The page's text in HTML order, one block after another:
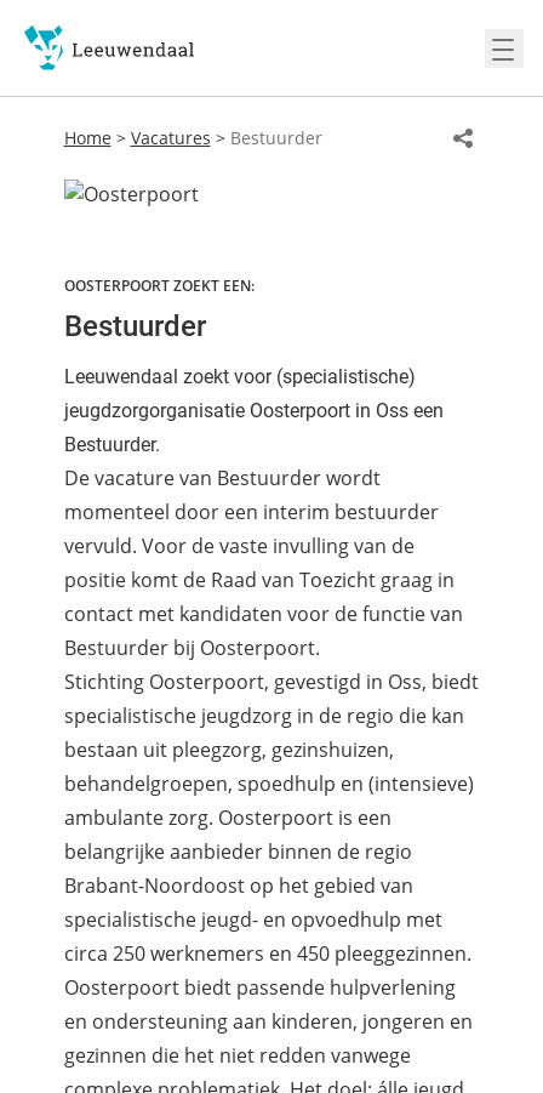
Home > Vacatures > Bestuurder
OOSTERPOORT ZOEKT EEN:
Bestuurder
Leeuwendaal zoekt voor (specialistische)
jeugdzorgorganisatie Oosterpoort in Oss een
Bestuurder.
De vacature van Bestuurder wordt
momenteel door een interim bestuurder
vervuld. Voor de vaste invulling van de
positie komt de Raad van Toezicht graag in
contact met kandidaten voor de functie van
Bestuurder bij Oosterpoort.
Stichting Oosterpoort, gevestigd in Oss, biedt
specialistische jeugdzorg in de regio die kan
bestaan uit pleegzorg, gezinshuizen,
behandelgroepen, spoedhulp en (intensieve)
ambulante zorg. Oosterpoort is een
belangrijke aanbieder binnen de regio
Brabant-Noordoost op het gebied van
specialistische jeugd- en opvoedhulp met
circa 250 werknemers en 450 pleeggezinnen.
Oosterpoort biedt passende hulpverlening
en ondersteuning aan kinderen, jongeren en
gezinnen die het niet redden vanwege